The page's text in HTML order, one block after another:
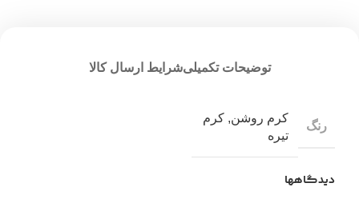
توضیحات تکمیلیشرایط ارسال کالا
رنگ
کرم روشن, کرم
تیره
دیدگاهها